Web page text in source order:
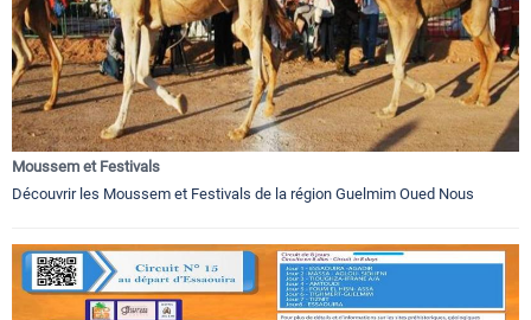
Moussem et Festivals
Découvrir les Moussem et Festivals de la région Guelmim Oued Nous